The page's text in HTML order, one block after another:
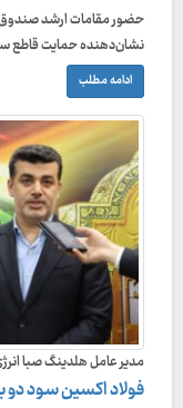
حضور مقامات ارشد
نشان‌دهنده حمایت قاطع
ادامه مطلب
مدير عامل هلدینگ صبا
فولاد اکسین سود